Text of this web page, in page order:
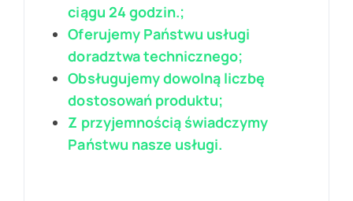
ciągu 24 godzin.;
Oferujemy Państwu usługi
doradztwa technicznego;
Obsługujemy dowolną liczbę
dostosowań produktu;
Z przyjemnością świadczymy
Państwu nasze usługi.